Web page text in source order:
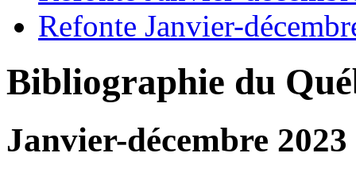
Refonte Janvier-
Bibliographie du
Janvier-décembre 2023